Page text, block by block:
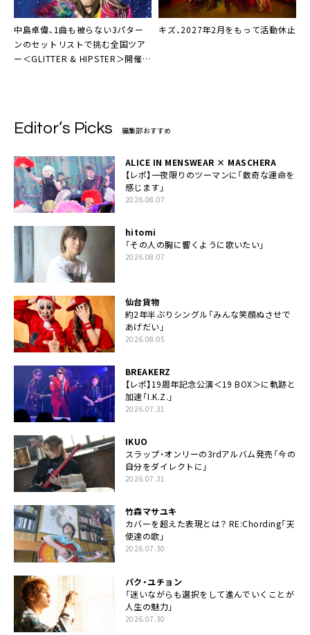
中島卓偉、1曲も被らない3パター
ンのセットリストで挑む全国ツア
ー＜GLITTER & HIPSTER＞開催決
キズ、2027年2月をもって活動休止
Editor’s Picks 編集部おすすめ
ALICE IN MENSWEAR × MASCHERA
【レポ】一夜限りのツーマンに「数奇な運命を
感じます」
2026.08.07
hitomi
「その人の胸に響くように歌いたい」
2026.08.07
仙台貨物
約2年半ぶりシングル「みんな笑顔ぬさせで
あげだい」
2026.08.05
BREAKERZ
【レポ】19周年記念公演＜19 BOX＞に軌跡と
加速「I.K.Z.」
2026.07.31
IKUO
スラップ・オンリーの3rdアルバム発売「今の
自分をダイレクトに」
2026.07.31
竹森マサユキ
カバーを超えた表現とは？ RE:Chording「天
使達の歌」
2026.07.30
パク・ユチョン
「迷いながらも選択をして進んでいくことが
人生の魅力」
2026.07.30